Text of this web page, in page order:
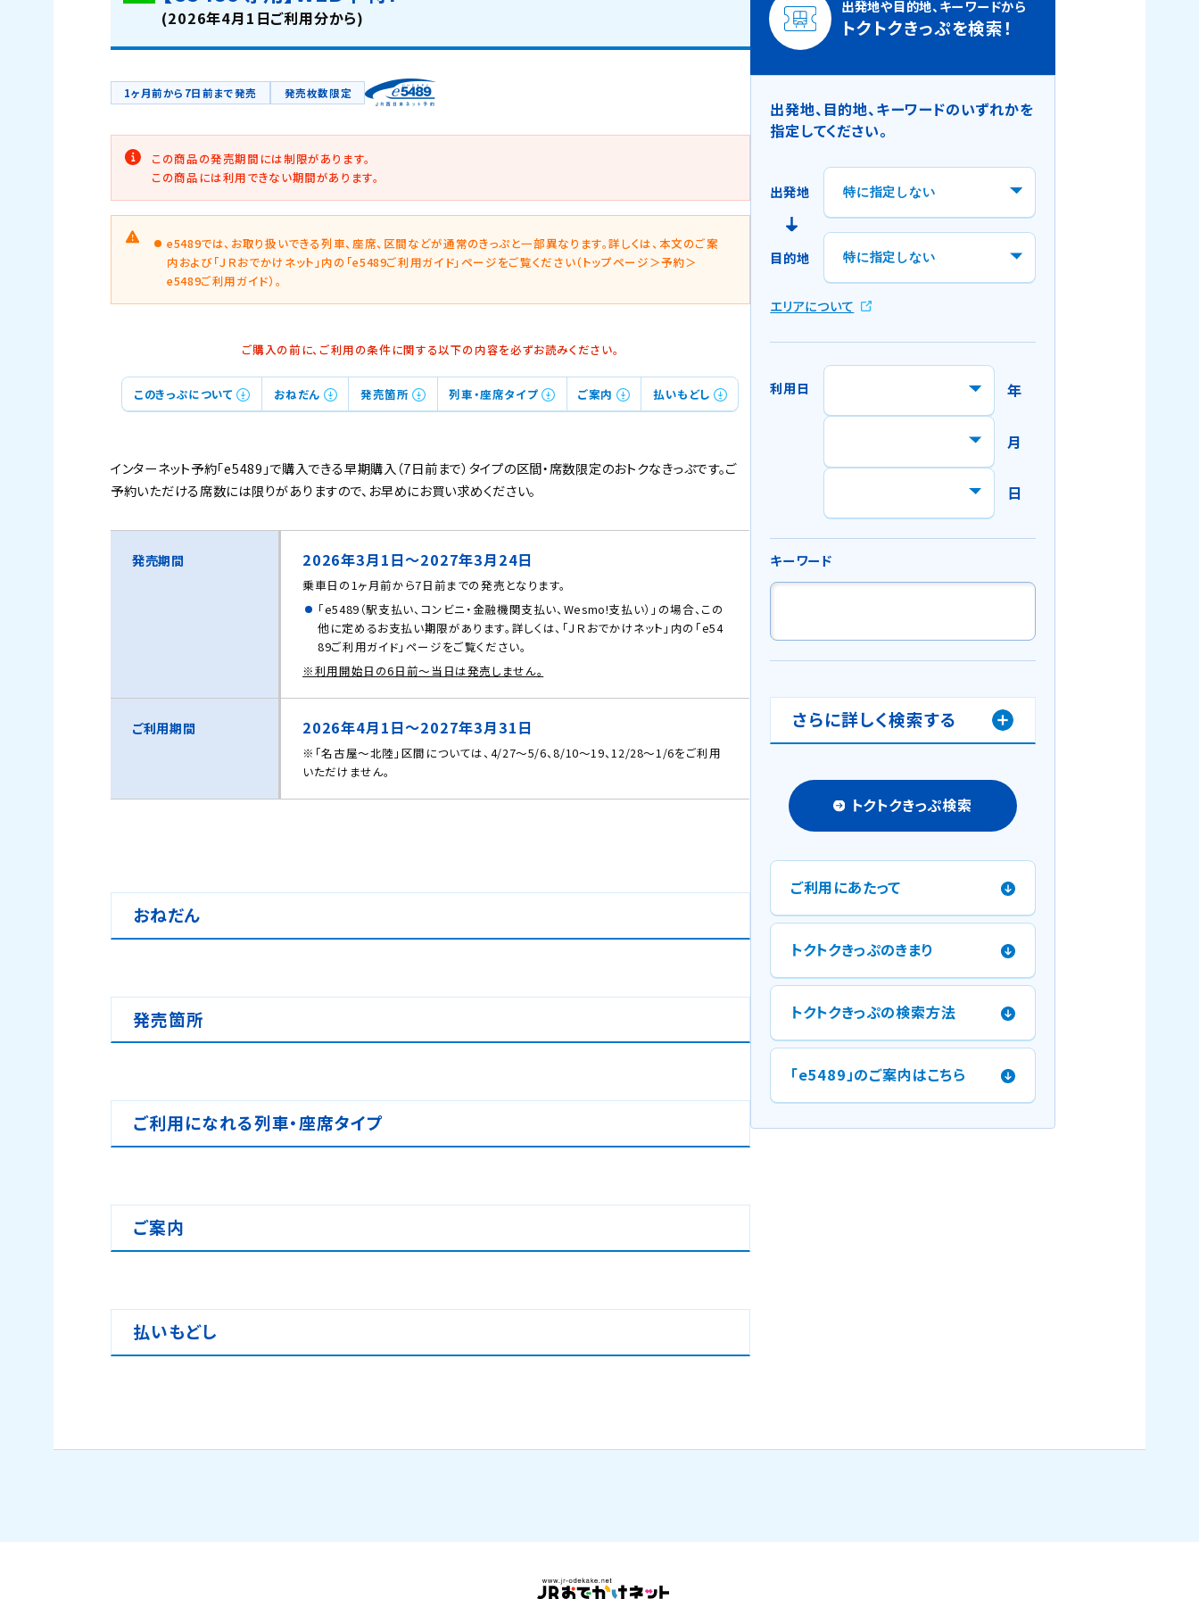
(2026年4月1日ご利用分から)
1ヶ月前から7日前まで発売 発売枚数限定
この商品の発売期間には制限があります。
この商品には利用できない期間があります。
e5489では、お取り扱いできる列車、座席、区間などが通常のきっぷと一部異なります。詳しくは、本文のご案
内および「ＪＲおでかけネット」内の「e5489ご利用ガイド」ページをご覧ください（トップページ＞予約＞
e5489ご利用ガイド）。
ご購入の前に、ご利用の条件に関する以下の内容を必ずお読みください。
このきっぷについて おねだん 発売箇所 列車・座席タイプ ご案内 払いもどし
インターネット予約「e5489」で購入できる早期購入（7日前まで）タイプの区間・席数限定のおトクなきっぷです。ご
予約いただける席数には限りがありますので、お早めにお買い求めください。
発売期間 2026年3月1日～2027年3月24日
乗車日の1ヶ月前から7日前までの発売となります。
「e5489（駅支払い、コンビニ・金融機関支払い、Wesmo!支払い）」の場合、この
他に定めるお支払い期限があります。詳しくは、「ＪＲおでかけネット」内の「e54
89ご利用ガイド」ページをご覧ください。
※利用開始日の6日前～当日は発売しません。
ご利用期間 2026年4月1日～2027年3月31日
※「名古屋～北陸」区間については、4/27～5/6、8/10～19、12/28～1/6をご利用
いただけません。
おねだん
発売箇所
ご利用になれる列車・座席タイプ
ご案内
払いもどし
出発地や目的地、キーワードから
トクトクきっぷを検索！
出発地、目的地、キーワードのいずれかを
指定してください。
出発地
目的地
新
ウ
ン
ド
エリアについて
利用日 年
月
日
キーワード
さらに詳しく検索する
トクトクきっぷ検索
ご利用にあたって
トクトクきっぷのきまり
トクトクきっぷの検索方法
「e5489」のご案内はこちら